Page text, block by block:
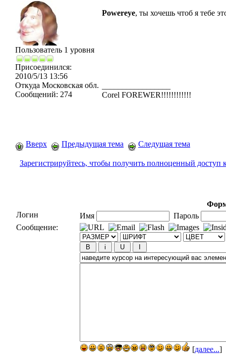
Пользователь 1 уровня
Присоединился:
2010/5/13 13:56
Откуда Московская обл.
Сообщений: 274
Powereye, ты хочешь чтоб я тебе
Corel FOREWER!!!!!!!!!!!!
Вверх Предыдущая тема Следущая тема
Зарегистрируйтесь, чтобы получить полноценный доступ
Логин
Имя
Пароль
Сообщение:
[далее...]